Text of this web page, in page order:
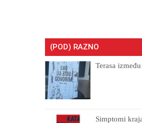
(POD) RAZNO
Terasa
Simptomi